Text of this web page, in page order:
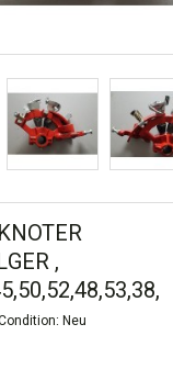
,
Neu